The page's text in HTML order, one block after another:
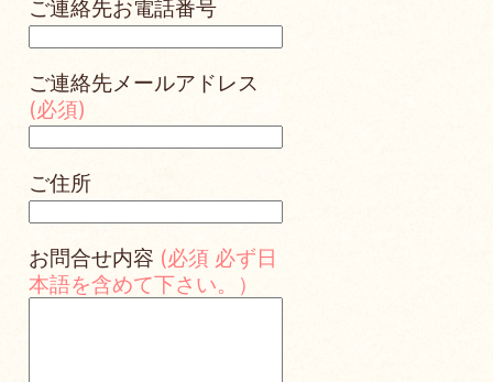
ご連絡先お電話番号
ご連絡先メールアドレス
(必須)
ご住所
お問合せ内容 (必須 必ず日
本語を含めて下さい。）